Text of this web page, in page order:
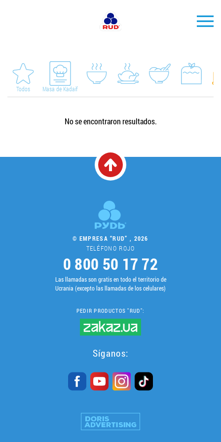
MARCAS
PRODUCCIÓN
Horeca
Vacantes
LLEGAR A SER SOCIO
0412 48 28 17
0412 42 29 23
Todos Masa de Kadaif
No se encontraron resultados.
© EMPRESA “RUD” , 2026
TELÉFONO ROJO
0 800 50 17 72
Las llamadas son gratis en todo el territorio de
Ucrania (excepto las llamadas de los celulares)
PEDIR PRODUCTOS "RUD":
Síganos: